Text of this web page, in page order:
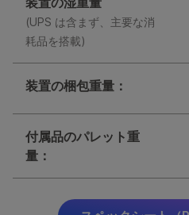
(UPS は含まず、主要な消
耗品を搭載)
装置の梱包重量：
付属品のパレット重
量：